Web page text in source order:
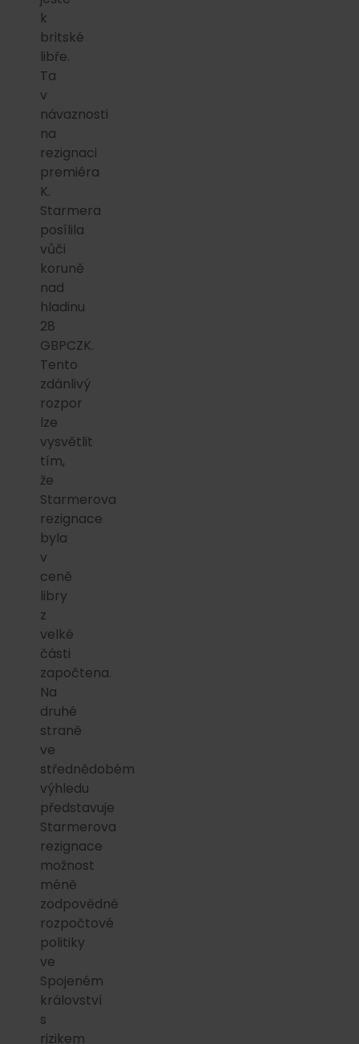
k
britské
libře.
Ta
v
návaznosti
na
rezignaci
premiéra
K.
Starmera
posílila
vůči
koruně
nad
hladinu
28
GBPCZK.
Tento
zdánlivý
rozpor
lze
vysvětlit
tím,
že
Starmerova
rezignace
byla
v
ceně
libry
z
velké
části
započtena.
Na
druhé
straně
ve
střednědobém
výhledu
představuje
Starmerova
rezignace
možnost
méně
zodpovědné
rozpočtové
politiky
ve
Spojeném
království
s
rizikem